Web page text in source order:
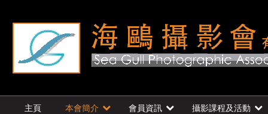
主頁 本會簡介 會員資訊 攝影課程及活動